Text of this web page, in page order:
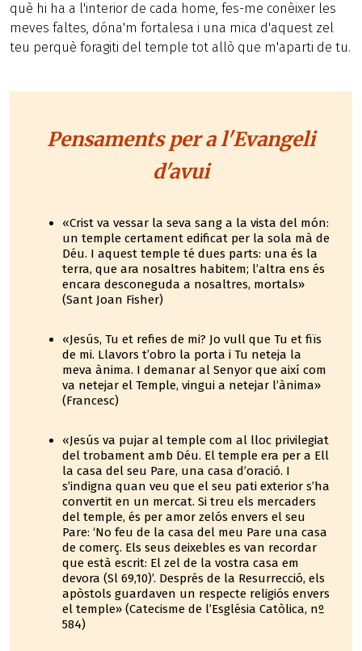
què hi ha a l'interior de cada home, fes-me conèixer les
meves faltes, dóna'm fortalesa i una mica d'aquest zel
teu perquè foragiti del temple tot allò que m'aparti de tu.
Pensaments per a l'Evangeli
d'avui
«Crist va vessar la seva sang a la vista del món:
un temple certament edificat per la sola mà de
Déu. I aquest temple té dues parts: una és la
terra, que ara nosaltres habitem; l’altra ens és
encara desconeguda a nosaltres, mortals»
(Sant Joan Fisher)
«Jesús, Tu et refies de mi? Jo vull que Tu et fiïs
de mi. Llavors t’obro la porta i Tu neteja la
meva ànima. I demanar al Senyor que així com
va netejar el Temple, vingui a netejar l’ànima»
(Francesc)
«Jesús va pujar al temple com al lloc privilegiat
del trobament amb Déu. El temple era per a Ell
la casa del seu Pare, una casa d’oració. I
s’indigna quan veu que el seu pati exterior s’ha
convertit en un mercat. Si treu els mercaders
del temple, és per amor zelós envers el seu
Pare: ‘No feu de la casa del meu Pare una casa
de comerç. Els seus deixebles es van recordar
que està escrit: El zel de la vostra casa em
devora (Sl 69,10)’. Després de la Resurrecció, els
apòstols guardaven un respecte religiós envers
el temple» (Catecisme de l’Església Catòlica, nº
584)